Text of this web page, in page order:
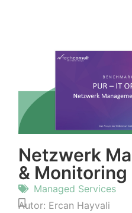
Netzwerk
&
Managed Services
Autor: Ercan Hayvali